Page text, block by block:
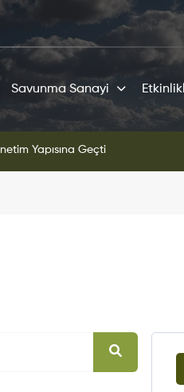
Savunma Sanayi
KAAN'ın Yeni Prototipi Pist